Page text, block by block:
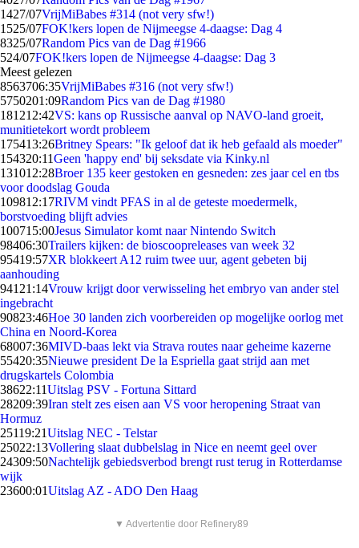
1427/07VrijMiBabes #314 (not very sfw!)
1525/07FOK!kers lopen de Nijmeegse 4-daagse: Dag 4
8325/07Random Pics van de Dag #1966
524/07FOK!kers lopen de Nijmeegse 4-daagse: Dag 3
Meest gelezen
8563706:35VrijMiBabes #316 (not very sfw!)
5750201:09Random Pics van de Dag #1980
181212:42VS: kans op Russische aanval op NAVO-land groeit,
munitietekort wordt probleem
175413:26Britney Spears: "Ik geloof dat ik heb gefaald als moeder"
154320:11Geen 'happy end' bij seksdate via Kinky.nl
131012:28Broer 135 keer gestoken en gesneden: zes jaar cel en tbs
voor doodslag Gouda
109812:17RIVM vindt PFAS in al de geteste moedermelk,
borstvoeding blijft advies
100715:00Jesus Simulator komt naar Nintendo Switch
98406:30Trailers kijken: de bioscoopreleases van week 32
95419:57XR blokkeert A12 ruim twee uur, agent gebeten bij
aanhouding
941 21:14Vrouw krijgt door verwisseling het embryo van ander stel
ingebracht
90823:46Hoe 30 landen zich voorbereiden op mogelijke oorlog met
China en Noord-Korea
68007:36MIVD-baas lekt via Strava routes naar geheime kazerne
55420:35Nieuwe president De la Espriella gaat strijd aan met
drugskartels Colombia
38622:11Uitslag PSV - Fortuna Sittard
28209:39Iran stelt zes eisen aan VS voor heropening Straat van
Hormuz
25119:21Uitslag NEC - Telstar
25022:13Vollering slaat dubbelslag in Nice en neemt geel over
24309:50Nachtelijk gebiedsverbod brengt rust terug in Rotterdamse
wijk
23600:01Uitslag AZ - ADO Den Haag
▼ Advertentie door Refinery89